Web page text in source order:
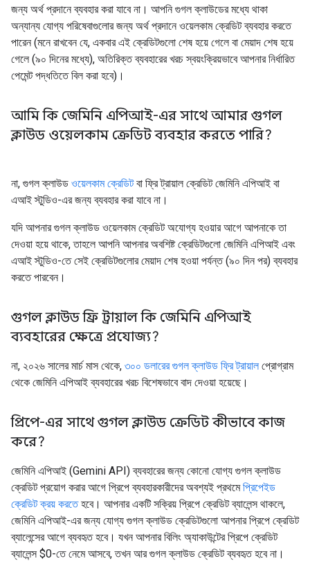
জন্য অর্থ প্রদানে ব্যবহার করা যাবে না। আপনি গুগল ক্লাউডের মধ্যে থাকা
অন্যান্য যোগ্য পরিষেবাগুলোর জন্য অর্থ প্রদানে ওয়েলকাম ক্রেডিট ব্যবহার করতে
পারেন (মনে রাখবেন যে, একবার এই ক্রেডিটগুলো শেষ হয়ে গেলে বা মেয়াদ শেষ হয়ে
গেলে (৯০ দিনের মধ্যে), অতিরিক্ত ব্যবহারের খরচ স্বয়ংক্রিয়ভাবে আপনার নির্ধারিত
পেমেন্ট পদ্ধতিতে বিল করা হবে)।
আমি কি জেমিনি এপিআই-এর সাথে আমার গুগল
ক্লাউড ওয়েলকাম ক্রেডিট ব্যবহার করতে পারি?
না, গুগল ক্লাউড ওয়েলকাম ক্রেডিটবা ফ্রি ট্রায়াল ক্রেডিট জেমিনি এপিআই বা
এআই স্টুডিও-এর জন্য ব্যবহার করা যাবে না।
যদি আপনার গুগল ক্লাউড ওয়েলকাম ক্রেডিট অযোগ্য হওয়ার আগে আপনাকে তা
দেওয়া হয়ে থাকে, তাহলে আপনি আপনার অবশিষ্ট ক্রেডিটগুলো জেমিনি এপিআই এবং
এআই স্টুডিও-তে সেই ক্রেডিটগুলোর মেয়াদ শেষ হওয়া পর্যন্ত (৯০ দিন পর) ব্যবহার
করতে পারবেন।
গুগল ক্লাউড ফ্রি ট্রায়াল কি জেমিনি এপিআই
ব্যবহারের ক্ষেত্রে প্রযোজ্য?
না, ২০২৬ সালের মার্চ মাস থেকে, ৩০০ ডলারের গুগল ক্লাউড ফ্রি ট্রায়ালপ্রোগ্রাম
থেকে জেমিনি এপিআই ব্যবহারের খরচ বিশেষভাবে বাদ দেওয়া হয়েছে।
প্রিপে-এর সাথে গুগল ক্লাউড ক্রেডিট কীভাবে কাজ
করে?
জেমিনি এপিআই (Gemini API) ব্যবহারের জন্য কোনো যোগ্য গুগল ক্লাউড
ক্রেডিট প্রয়োগ করার আগে প্রিপে ব্যবহারকারীদের অবশ্যই প্রথমেপ্রিপেইড
ক্রেডিট ক্রয় করতেহবে। আপনার একটি সক্রিয় প্রিপে ক্রেডিট ব্যালেন্স থাকলে,
জেমিনি এপিআই-এর জন্য যোগ্য গুগল ক্লাউড ক্রেডিটগুলো আপনার প্রিপে ক্রেডিট
ব্যালেন্সের আগে ব্যবহৃত হবে। যখন আপনার বিলিং অ্যাকাউন্টের প্রিপে ক্রেডিট
ব্যালেন্স $0-তে নেমে আসবে, তখন আর গুগল ক্লাউড ক্রেডিট ব্যবহৃত হবে না।